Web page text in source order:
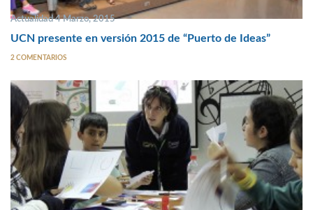
Actualidad 4 Marzo, 2015
UCN presente en versión 2015 de “Puerto de Ideas”
2 COMENTARIOS